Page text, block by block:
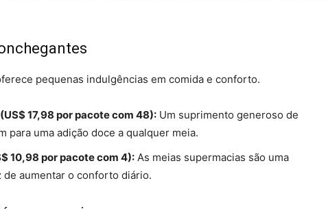
pequenas indulgências em comida e conforto.
17,98 por pacote com 48): Um suprimento generoso de
para uma adição doce a qualquer meia.
10,98 por pacote com 4): As meias supermacias são uma
de aumentar o conforto diário.